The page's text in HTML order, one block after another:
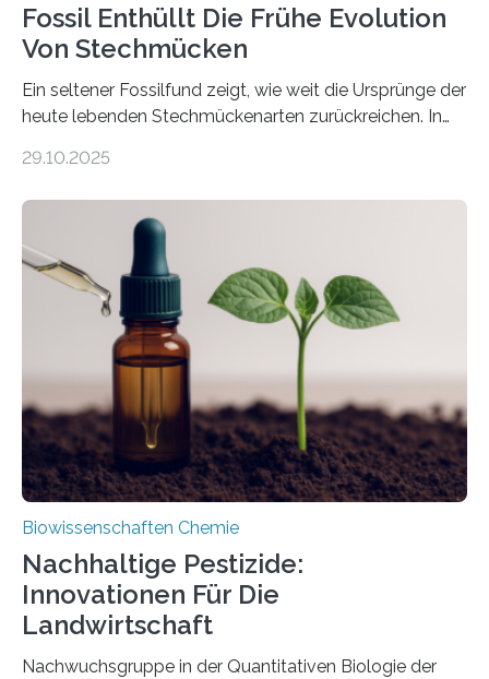
Fossil Enthüllt Die Frühe Evolution
Von Stechmücken
Ein seltener Fossilfund zeigt, wie weit die Ursprünge der
heute lebenden Stechmückenarten zurückreichen. In
Forschende die bisher älteste bekannte Stechmücken-
Region Kachin in Myanmar und hat sich in
ausgezeichnetem Zustand erhalten. Es konnte als neue
Art einer neuen Gattung beschrieben werden und trägt
nun den Namen Cretosabethes primaevus. Dieser erste
fossile Nachweis einer Stechmückenlarve in Bernstein
stellt gleichzeitig den ersten Fossilfund einer
Mückenlarve aus dem Mesozoikum dar, denn…
29.10.2025
Biowissenschaften Chemie
Nachhaltige Pestizide:
Innovationen Für Die
Landwirtschaft
Nachwuchsgruppe in der Quantitativen Biologie der